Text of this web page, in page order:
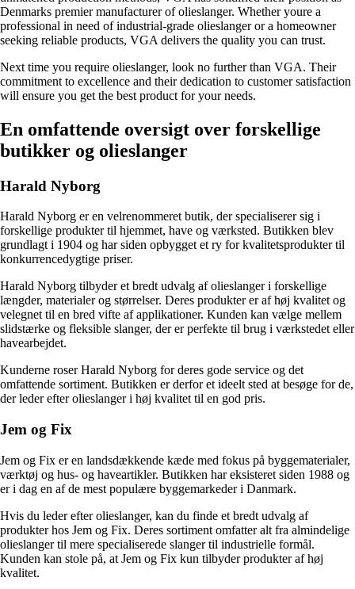
Denmarks premier manufacturer of olieslanger. Whether youre a
professional in need of industrial-grade olieslanger or a homeowner
seeking reliable products, VGA delivers the quality you can trust.
Next time you require olieslanger, look no further than VGA. Their
commitment to excellence and their dedication to customer satisfaction
will ensure you get the best product for your needs.
En omfattende oversigt over forskellige
butikker og olieslanger
Harald Nyborg
Harald Nyborg er en velrenommeret butik, der specialiserer sig i
forskellige produkter til hjemmet, have og værksted. Butikken blev
grundlagt i 1904 og har siden opbygget et ry for kvalitetsprodukter til
konkurrencedygtige priser.
Harald Nyborg tilbyder et bredt udvalg af olieslanger i forskellige
længder, materialer og størrelser. Deres produkter er af høj kvalitet og
velegnet til en bred vifte af applikationer. Kunden kan vælge mellem
slidstærke og fleksible slanger, der er perfekte til brug i værkstedet eller
havearbejdet.
Kunderne roser Harald Nyborg for deres gode service og det
omfattende sortiment. Butikken er derfor et ideelt sted at besøge for de,
der leder efter olieslanger i høj kvalitet til en god pris.
Jem og Fix
Jem og Fix er en landsdækkende kæde med fokus på byggematerialer,
værktøj og hus- og haveartikler. Butikken har eksisteret siden 1988 og
er i dag en af de mest populære byggemarkeder i Danmark.
Hvis du leder efter olieslanger, kan du finde et bredt udvalg af
produkter hos Jem og Fix. Deres sortiment omfatter alt fra almindelige
olieslanger til mere specialiserede slanger til industrielle formål.
Kunden kan stole på, at Jem og Fix kun tilbyder produkter af høj
kvalitet.